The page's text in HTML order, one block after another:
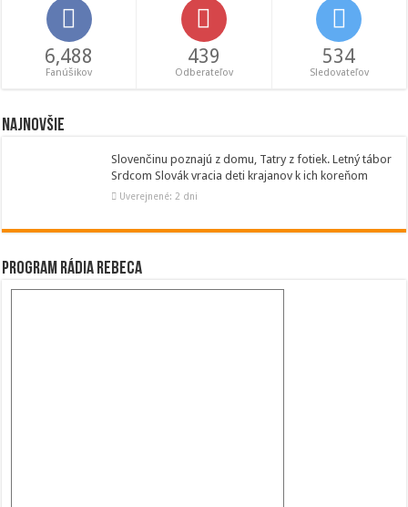
6,488
Fanúšikov
439
Odberateľov
534
Sledovateľov
Najnovšie
Slovenčinu poznajú z domu, Tatry z fotiek. Letný tábor
Srdcom Slovák vracia deti krajanov k ich koreňom
Uverejnené: 2 dni
Program Rádia Rebeca